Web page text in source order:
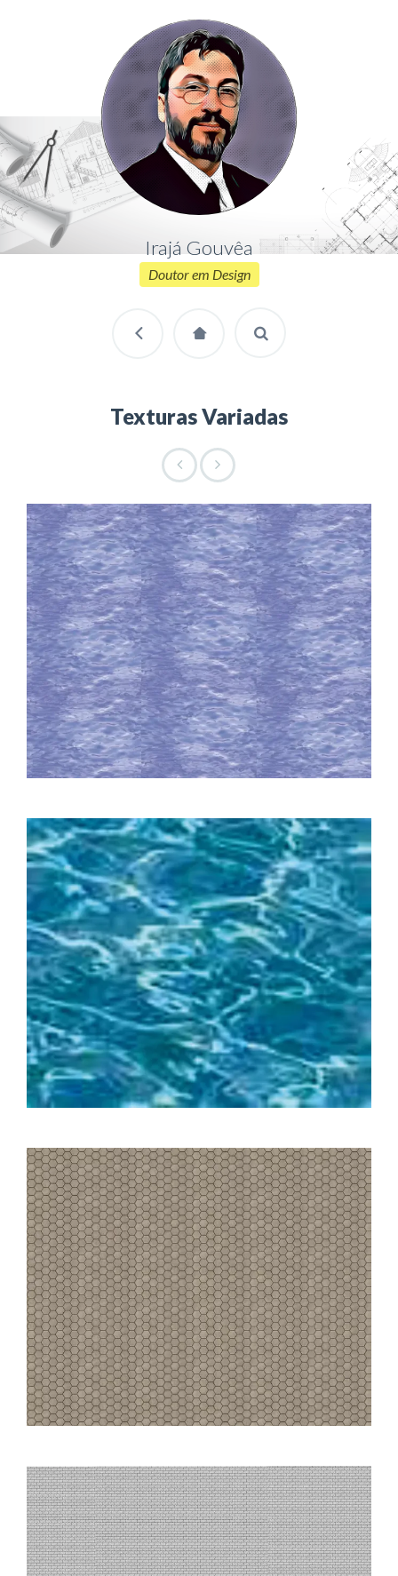
Irajá Gouvêa
Doutor em Design
Texturas Variadas